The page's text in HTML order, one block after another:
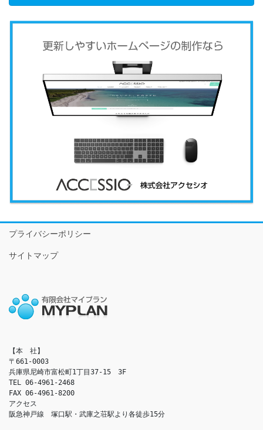
プライバシーポリシー
サイトマップ
【本　社】
〒661-0003
兵庫県尼崎市富松町1丁目37-15　3F
TEL 06-4961-2468
FAX 06-4961-8200
アクセス
阪急神戸線　塚口駅・武庫之荘駅より各徒歩15分